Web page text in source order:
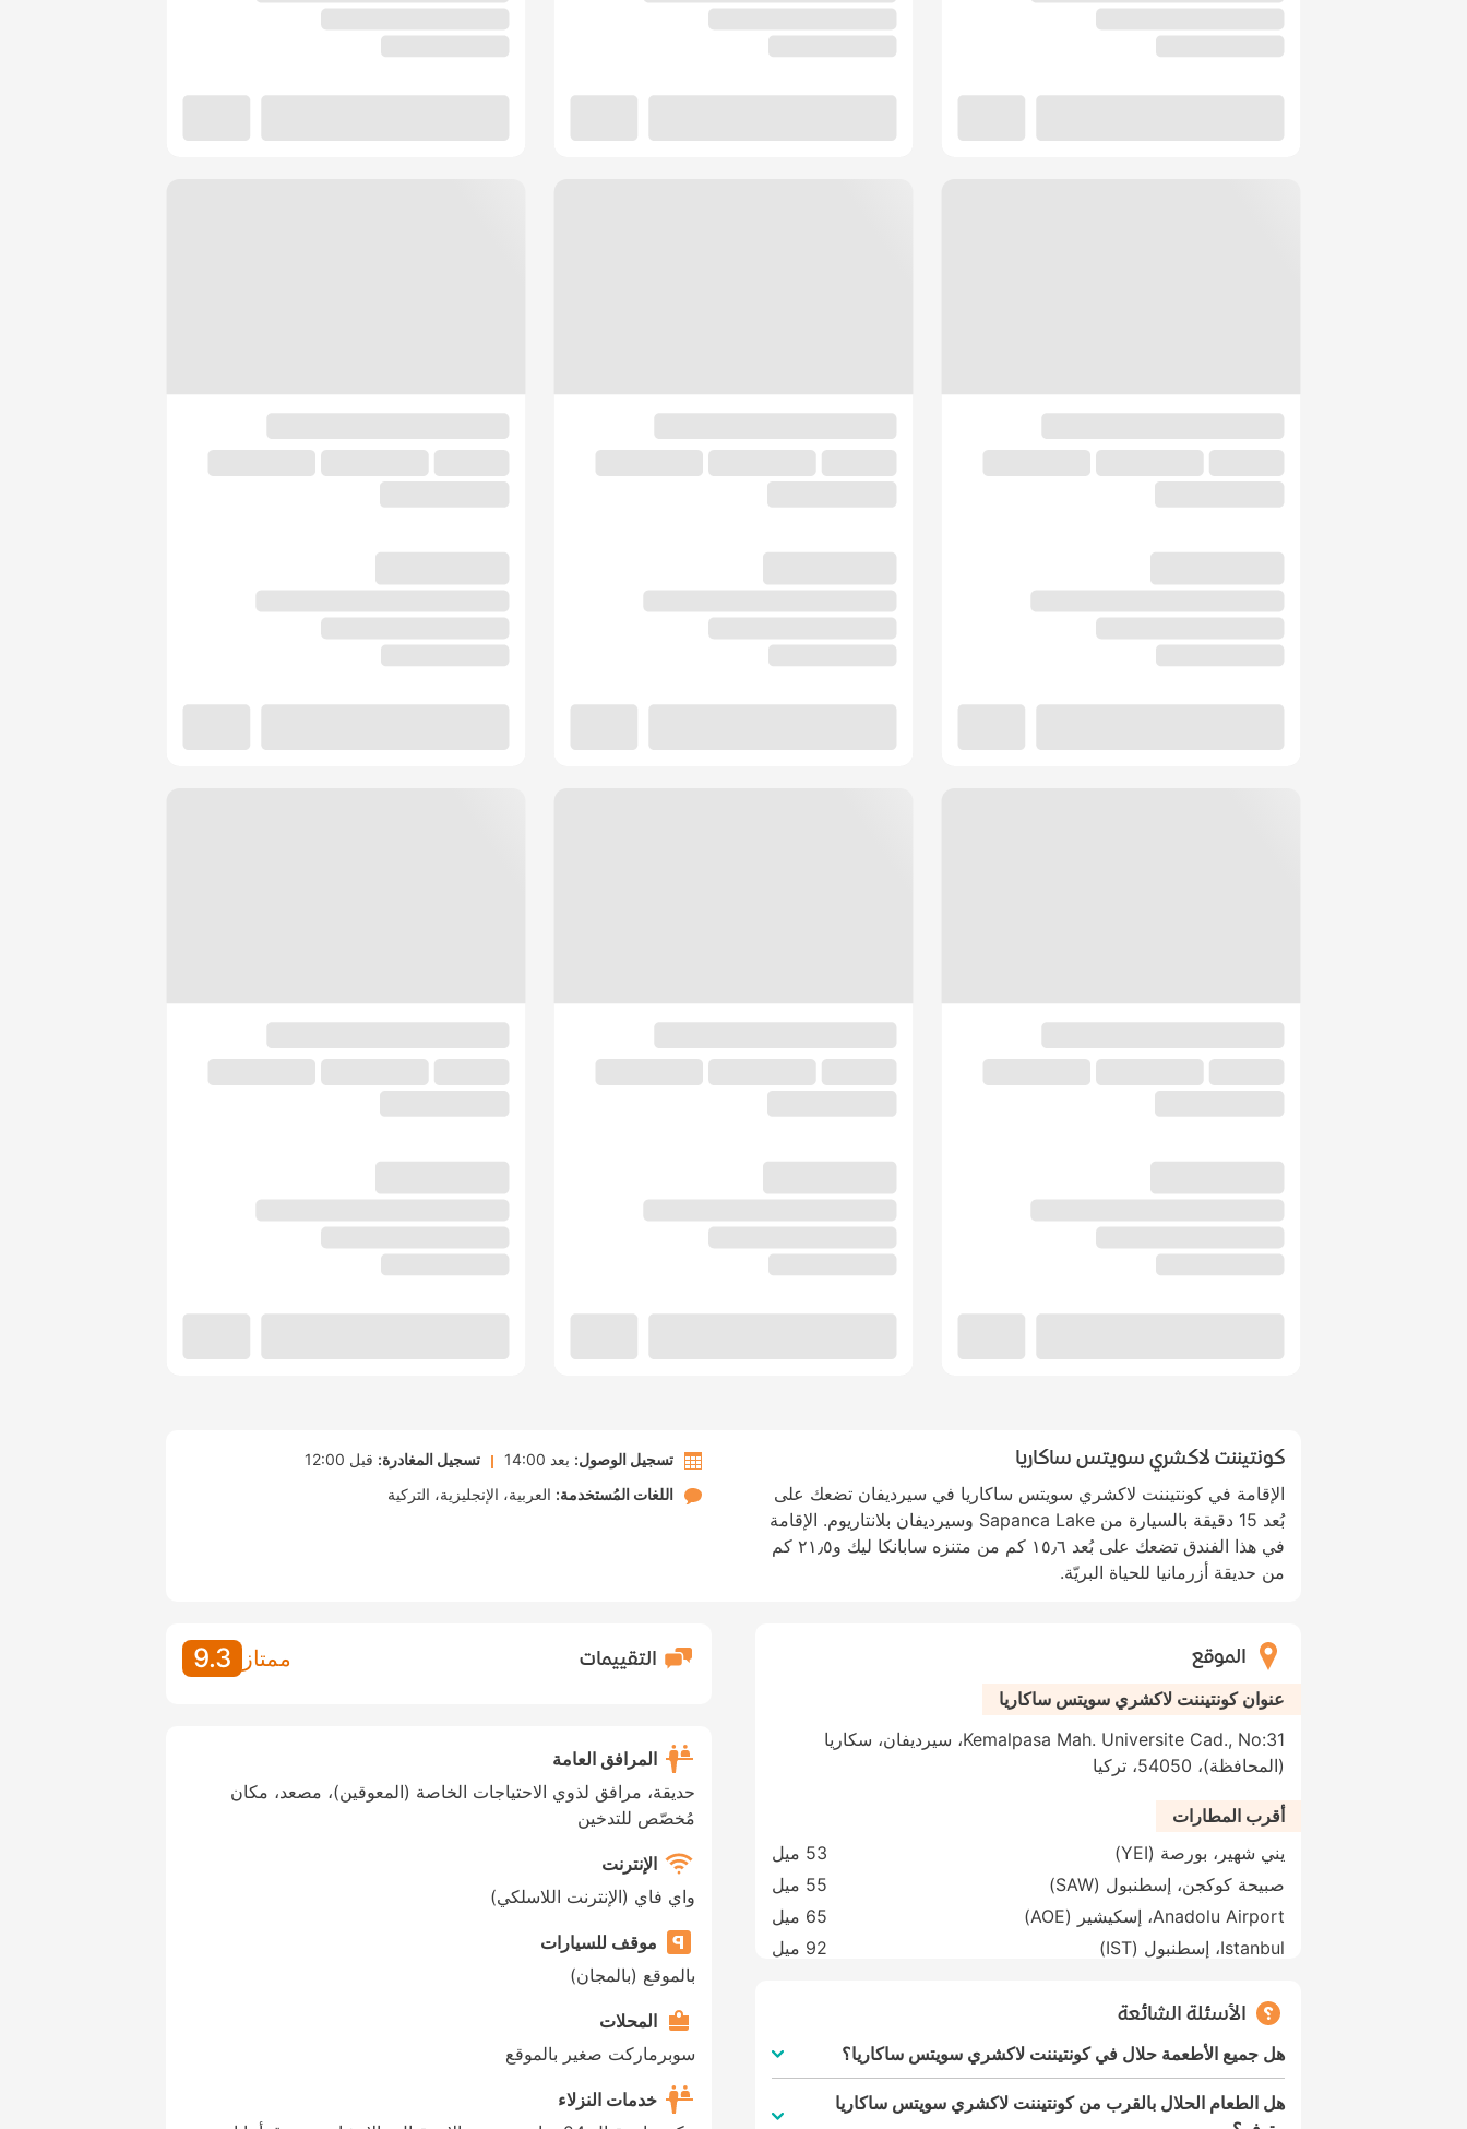
كونتيننت لاكشري سويتس ساكاريا
الإقامة في كونتيننت لاكشري سويتس ساكاريا في سيرديفان تضعك على
بُعد 15 دقيقة بالسيارة من Sapanca Lake وسيرديفان بلانتاريوم. الإقامة
في هذا الفندق تضعك على بُعد ١٥٫٦ كم من متنزه سابانكا ليك و٢١٫٥ كم
من حديقة أزرمانيا للحياة البريّة.
تسجيل الوصول: بعد 14:00 تسجيل المغادرة: قبل 12:00
اللغات المُستخدمة: العربية الإنجليزية التركية
الموقع
عنوان كونتيننت لاكشري سويتس ساكاريا
Kemalpasa Mah. Universite Cad., No:31، سيرديفان، سكاريا
(المحافظة)، 54050، تركيا
أقرب المطارات
يني شهير، بورصة (YEI)
53 ميل
صبيحة كوكجن، إسطنبول (SAW)
55 ميل
Anadolu Airport، إسكيشير (AOE)
65 ميل
Istanbul، إسطنبول (IST)
92 ميل
الأسئلة الشائعة
هل جميع الأطعمة حلال في كونتيننت لاكشري سويتس ساكاريا؟
هل الطعام الحلال بالقرب من كونتيننت لاكشري سويتس ساكاريا
التقييمات ممتاز 9.3
المرافق العامة
حديقة، مرافق لذوي الاحتياجات الخاصة (المعوقين)، مصعد، مكان
مُخصّص للتدخين
الإنترنت
واي فاي (الإنترنت اللاسلكي)
موقف للسيارات
بالموقع (بالمجان)
المحلات
سوبرماركت صغير بالموقع
خدمات النزلاء